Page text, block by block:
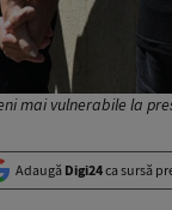
mai vulnerabile la
Adaugă Digi24ca sursă